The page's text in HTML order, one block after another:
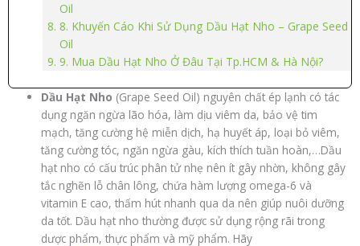
Oil
8. Khuyến Cáo Khi Sử Dụng Dầu Hạt Nho – Grape Seed
Oil
9. Mua Dầu Hạt Nho Ở Đâu Tại Tp.HCM & Hà Nội?
Dầu Hạt Nho (Grape Seed Oil) nguyên chất ép lạnh có tác
dụng ngăn ngừa lão hóa, làm dịu viêm da, bảo vệ tim
mạch, tăng cường hệ miễn dịch, hạ huyết áp, loại bỏ viêm,
tăng cường tóc, ngăn ngừa gàu, kích thích tuần hoàn,…Dầu
hạt nho có cấu trúc phân tử nhẹ nên ít gây nhờn, không gây
tắc nghẽn lỗ chân lông, chứa hàm lượng omega-6 và
vitamin E cao, thấm hút nhanh qua da nên giúp nuôi dưỡng
da tốt. Dầu hạt nho thường được sử dụng rộng rãi trong
dược phẩm, thực phẩm và mỹ phẩm. Hãy